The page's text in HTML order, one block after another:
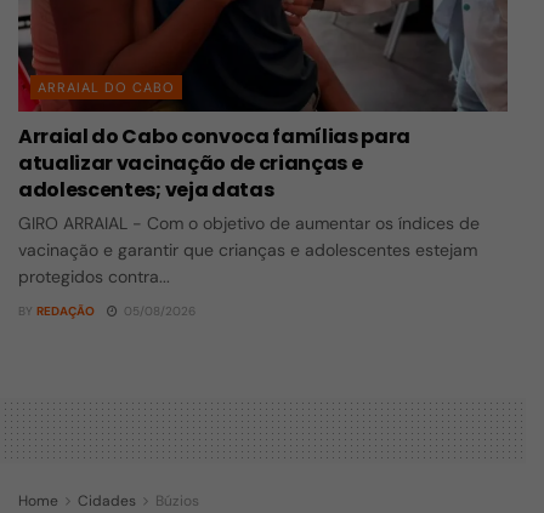
ARRAIAL DO CABO
Arraial do Cabo convoca famílias para
atualizar vacinação de crianças e
adolescentes; veja datas
GIRO ARRAIAL - Com o objetivo de aumentar os índices de
vacinação e garantir que crianças e adolescentes estejam
protegidos contra...
BY REDAÇÃO 05/08/2026
Home Cidades Búzios